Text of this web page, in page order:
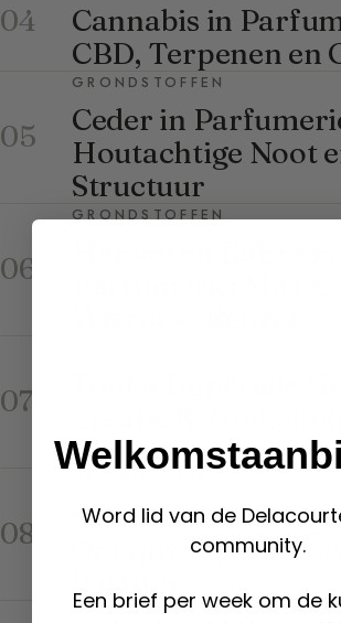
04
Cannabis in
CBD, Terpenen en
05
GRONDSTOFFEN
Ceder in
Houtachtige Noot
Structuur
06
GRONDSTOFFEN
07
Geheimen
08
Sandelhout: Heilige
Oorsprong en
GRONDSTOFFEN
Word lid van de
community.
Een brief per week om de